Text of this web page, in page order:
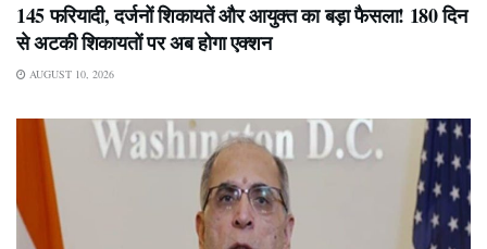
145 फरियादी, दर्जनों शिकायतें और आयुक्त का बड़ा फैसला! 180 दिन
से अटकी शिकायतों पर अब होगा एक्शन
AUGUST 10, 2026